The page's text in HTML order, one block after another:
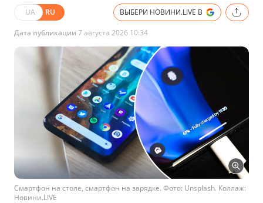
UA RU ВЫБЕРИ НОВИНИ.LIVE В
Дата публикации 7 августа 2026 10:34
Смартфон на столе, смартфон на зарядке. Фото: Unsplash. Коллаж:
Новини.LIVE